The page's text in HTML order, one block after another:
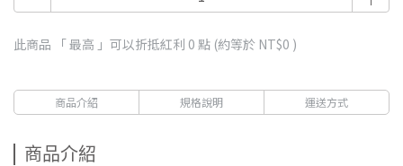
此商品 「 最高 」可以折抵紅利 0 點 (約等於 NT$0 )
商品介紹 規格說明 運送方式
商品介紹